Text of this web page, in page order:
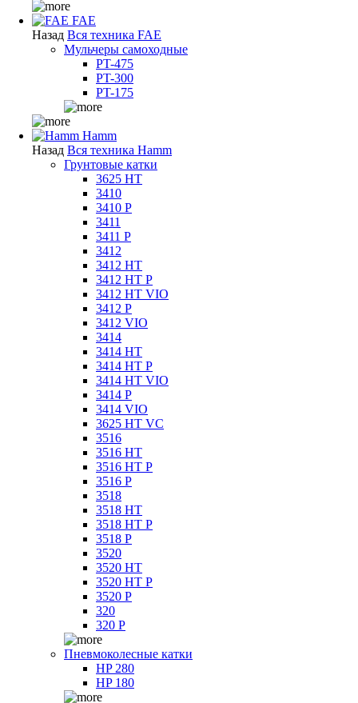
FAE
Назад Вся техника FAE
Мульчеры самоходные
PT-475
PT-300
PT-175
Hamm
Назад Вся техника Hamm
Грунтовые катки
3625 HT
3410
3410 P
3411
3411 P
3412
3412 HT
3412 HT P
3412 HT VIO
3412 P
3412 VIO
3414
3414 HT
3414 HT P
3414 HT VIO
3414 P
3414 VIO
3625 HT VC
3516
3516 HT
3516 HT P
3516 P
3518
3518 HT
3518 HT P
3518 P
3520
3520 HT
3520 HT P
3520 P
320
320 P
Пневмоколесные катки
HP 280
HP 180